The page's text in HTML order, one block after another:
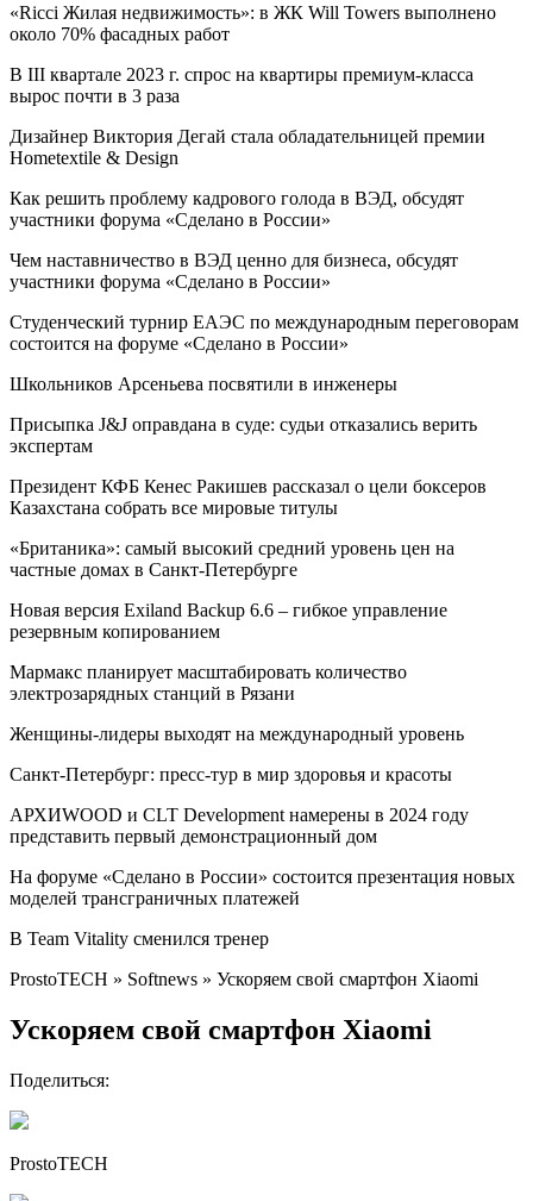
«Ricci Жилая недвижимость»: в ЖК Will Towers выполнено
около 70% фасадных работ
В III квартале 2023 г. спрос на квартиры премиум-класса
вырос почти в 3 раза
Дизайнер Виктория Дегай стала обладательницей премии
Hometextile & Design
Как решить проблему кадрового голода в ВЭД, обсудят
участники форума «Сделано в России»
Чем наставничество в ВЭД ценно для бизнеса, обсудят
участники форума «Сделано в России»
Студенческий турнир ЕАЭС по международным переговорам
состоится на форуме «Сделано в России»
Школьников Арсеньева посвятили в инженеры
Присыпка J&J оправдана в суде: судьи отказались верить
экспертам
Президент КФБ Кенес Ракишев рассказал о цели боксеров
Казахстана собрать все мировые титулы
«Британика»: самый высокий средний уровень цен на
частные домах в Санкт-Петербурге
Новая версия Exiland Backup 6.6 – гибкое управление
резервным копированием
Мармакс планирует масштабировать количество
электрозарядных станций в Рязани
Женщины-лидеры выходят на международный уровень
Санкт-Петербург: пресс-тур в мир здоровья и красоты
АРХИWOOD и CLT Development намерены в 2024 году
представить первый демонстрационный дом
На форуме «Сделано в России» состоится презентация новых
моделей трансграничных платежей
В Team Vitality сменился тренер
ProstoTECH » Softnews » Ускоряем свой смартфон Xiaomi
Ускоряем свой смартфон Xiaomi
Поделиться:
ProstoTECH